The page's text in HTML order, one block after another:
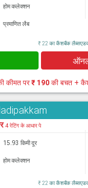
होम कलेक्शन
प्रमाणित लैब
₹ 22 का कैशबैक
कीमत पर₹ 190की बचत +
4 रेटिंग के आधार पे
15.93 किमी दूर
होम कलेक्शन
₹ 22 का कैशबैक